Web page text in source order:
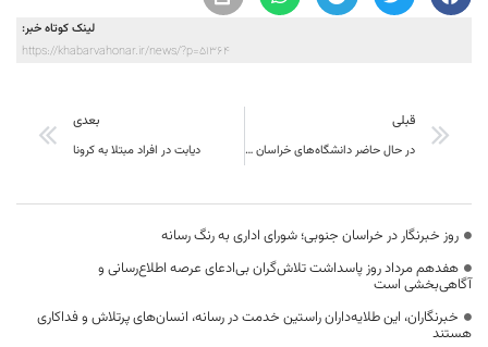
لینک کوتاه خبر:
https://khabarvahonar.ir/news/?p=51364
قبلی
در حال حاضر دانشگاه‌های خراسان جنوبی در زمینه مهارت‌افزایی و ارتباط با صنعت فعالیت‌های خوبی دارند
بعدی
دیابت در افراد مبتلا به کرونا
روز خبرنگار در خراسان جنوبی؛ شورای اداری به رنگ رسانه
هفدهم مرداد روز پاسداشت تلاش‌گران بی‌ادعای عرصه اطلاع‌رسانی و
آگاهی‌بخشی است
خبرنگاران، این طلایه‌داران راستین خدمت در رسانه، انسان‌های پرتلاش و فداکاری
هستند